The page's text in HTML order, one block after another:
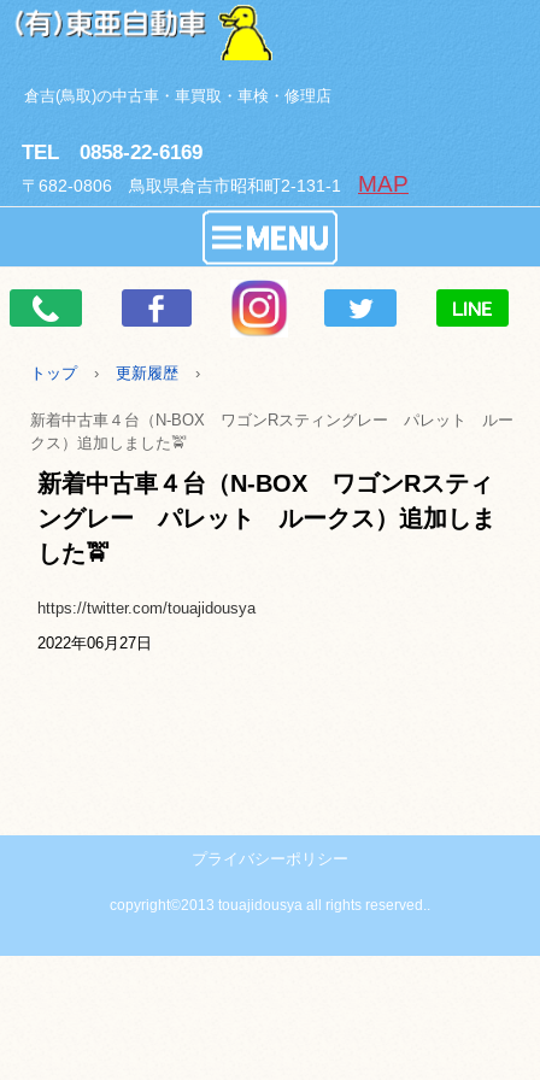
倉吉(鳥取)の中古車・車買取・車検・修理店
TEL 0858-22-6169
〒682-0806 鳥取県倉吉市昭和町2-131-1 MAP
トップ › 更新履歴 ›
新着中古車４台（N-BOX ワゴンRスティングレー パレット ルー
クス）追加しました🚖
新着中古車４台（N-BOX ワゴンRスティ
ングレー パレット ルークス）追加しま
した🚖
https://twitter.com/touajidousya
2022年06月27日
プライバシーポリシー
copyright©2013 touajidousya all rights reserved..